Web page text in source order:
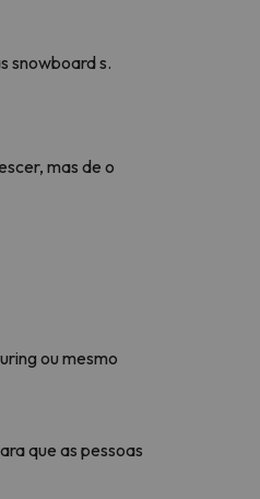
snowboard s.
mas de o
ou mesmo
que as pessoas